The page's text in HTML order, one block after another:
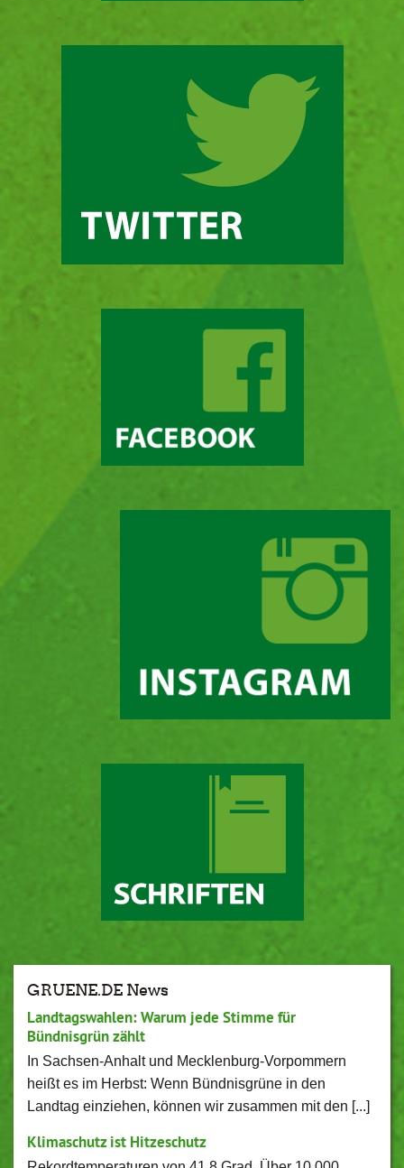
GRUENE.DE News
Landtagswahlen: Warum jede Stimme für
Bündnisgrün zählt
In Sachsen-Anhalt und Mecklenburg-Vorpommern
heißt es im Herbst: Wenn Bündnisgrüne in den
Landtag einziehen, können wir zusammen mit den [...]
Klimaschutz ist Hitzeschutz